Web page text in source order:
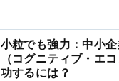
小粒でも強力：中小
（コグニティブ・エ
功するには？